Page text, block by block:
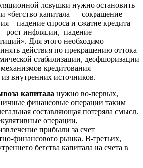
ловушки нужно остановить
«бегство капитала — сокращение
– падение спроса и сжатие кредита –
рост инфляции, падение
Для этого необходимо
действия по прекращению оттока
стабилизации, деофшоризации
кредитования
из внутренних источников.
капитала нужно во-первых,
финансовые операции таким
составляющая потеряла смысл.
операции,
прибыли за счет
финансового рынка. В-третьих,
бегства капитала на счета в